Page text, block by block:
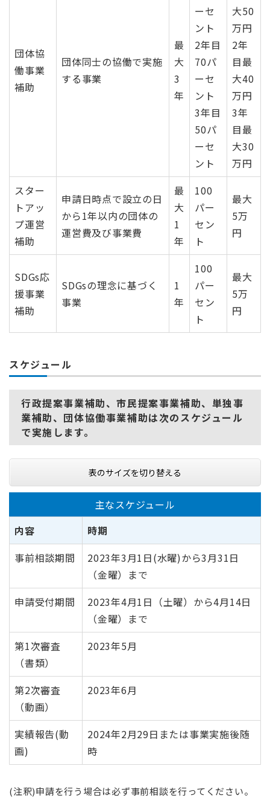
団体協
働事業
補助
団体同士の協働で実施
する事業
最
大
3
年
ーセ
ント
2年目
70パ
ーセ
ント
3年目
50パ
ーセ
ント
大50
万円
2年
目最
大40
万円
3年
目最
大30
万円
スター
トアッ
プ運営
補助
申請日時点で設立の日
から1年以内の団体の
運営費及び事業費
最
大
1
年
100
パー
セン
ト
最大
5万
円
SDGs応
援事業
補助
SDGsの理念に基づく
事業
1
年
100
パー
セン
ト
最大
5万
円
スケジュール
行政提案事業補助、市民提案事業補助、単独事
業補助、団体協働事業補助は次のスケジュール
で実施します。
表のサイズを切り替える
主なスケジュール
内容
時期
事前相談期間
2023年3月1日(水曜)から3月31日
（金曜）まで
申請受付期間
2023年4月1日（土曜）から4月14日
（金曜）まで
第1次審査
（書類）
2023年5月
第2次審査
（動画）
2023年6月
実績報告(動
画)
2024年2月29日または事業実施後随
時
(注釈)申請を行う場合は必ず事前相談を行ってください。